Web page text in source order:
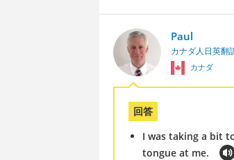
Paul
カナダ人日英翻
カナダ
回答
I was taking a bit
tongue at me.